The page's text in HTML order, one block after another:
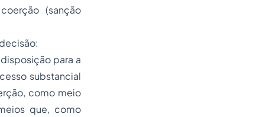
(sanção
para a
substancial
como meio
que, como